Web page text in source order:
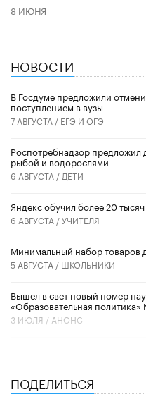
8 ИЮНЯ
НОВОСТИ
В Госдуме предложили
поступлением в вузы
7 АВГУСТА / ЕГЭ И ОГЭ
Роспотребнадзор
рыбой и водорослями
6 АВГУСТА / ДЕТИ
​Яндекс обучил более 20
6 АВГУСТА /УЧИТЕЛЯ
Минимальный набор товаров
5 АВГУСТА / ШКОЛЬНИКИ
Вышел в свет новый номер
«Образовательная
3 ИЮЛЯ / АНОНС
ПОДЕЛИТЬСЯ